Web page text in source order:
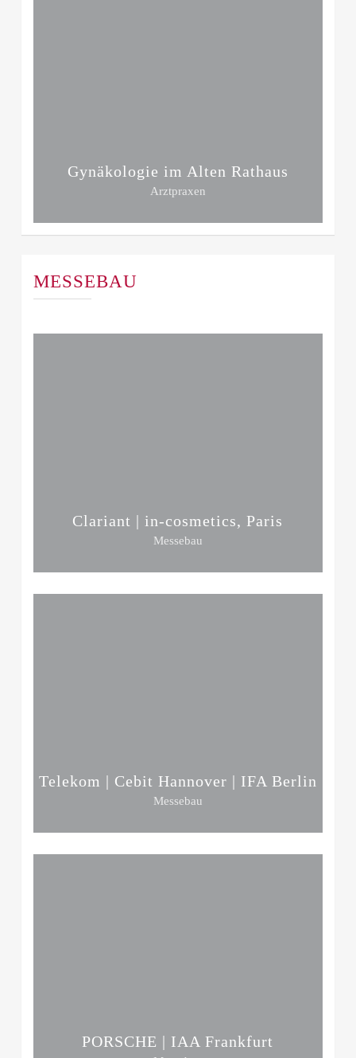
Gynäkologie im Alten Rathaus
Arztpraxen
MESSEBAU
Clariant | in-cosmetics, Paris
Messebau
Telekom | Cebit Hannover | IFA Berlin
Messebau
PORSCHE | IAA Frankfurt